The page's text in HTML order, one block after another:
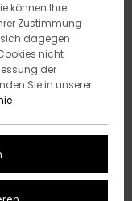
können Ihre
Zustimmung
dagegen
nicht
der
Sie in unserer